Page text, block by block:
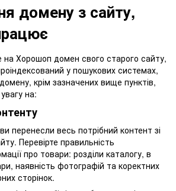
домену з сайту,
Хорошоп домен свого старого сайту,
у пошукових системах,
крім зазначених вище пунктів,
на:
перенесли весь потрібний контент зі
Перевірте правильність
про товари: розділи каталогу, в
наявність фотографій та коректних
сторінок.